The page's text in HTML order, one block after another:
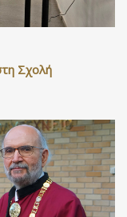
Σχολή